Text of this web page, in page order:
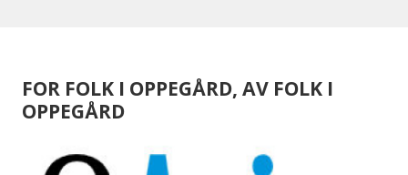
FOR FOLK I OPPEGÅRD, AV FOLK I
OPPEGÅRD